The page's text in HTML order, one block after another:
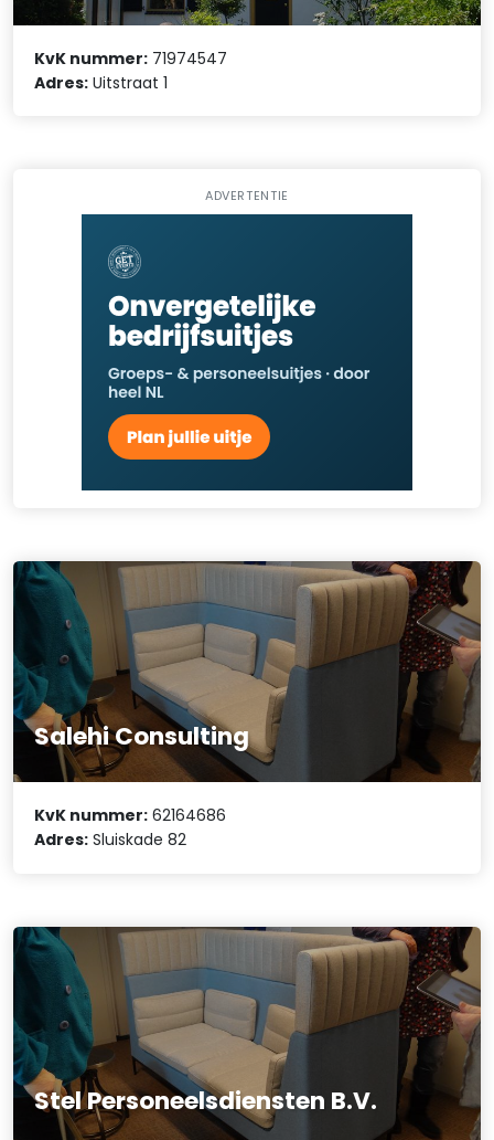
KvK nummer: 71974547
Adres: Uitstraat 1
ADVERTENTIE
Salehi Consulting
KvK nummer: 62164686
Adres: Sluiskade 82
Stel Personeelsdiensten B.V.